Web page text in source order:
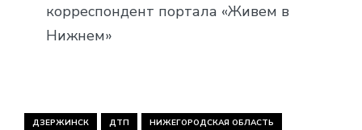
корреспондент портала «Живем в
Нижнем»
ДЗЕРЖИНСК ДТП НИЖЕГОРОДСКАЯ ОБЛАСТЬ